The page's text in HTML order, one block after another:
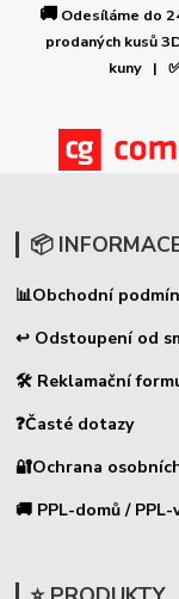
🚚 Odesíláme do
prodaných kusů
kuny |
📦
📊Obchodní
↩ Odstoupení od
🛠 Reklamační
❓Časté dotazy
🔐Ochrana
🚚 PPL-domů /